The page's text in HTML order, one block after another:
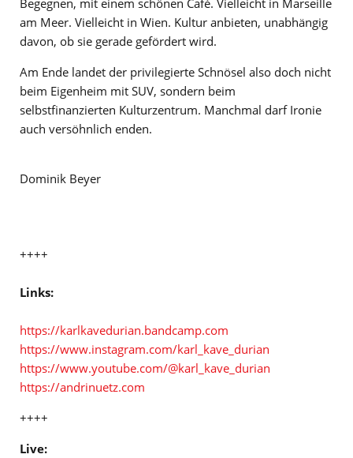
Begegnen, mit einem schönen Café. Vielleicht in Marseille
am Meer. Vielleicht in Wien. Kultur anbieten, unabhängig
davon, ob sie gerade gefördert wird.
Am Ende landet der privilegierte Schnösel also doch nicht
beim Eigenheim mit SUV, sondern beim
selbstfinanzierten Kulturzentrum. Manchmal darf Ironie
auch versöhnlich enden.
Dominik Beyer
++++
Links:
https://karlkavedurian.bandcamp.com
https://www.instagram.com/karl_kave_durian
https://www.youtube.com/@karl_kave_durian
https://andrinuetz.com
++++
Live: